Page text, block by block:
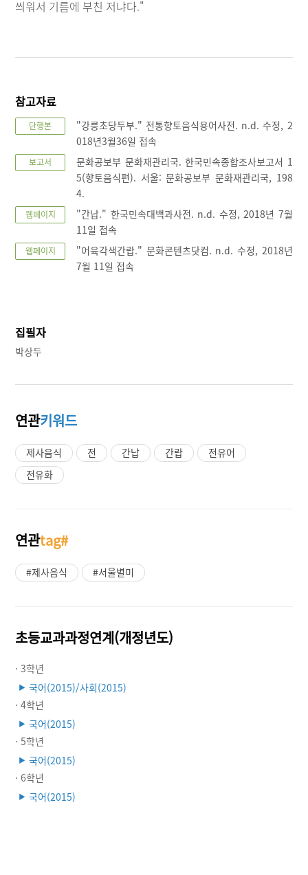
씌워서 기름에 부친 저냐다."
참고자료
단행본
"강릉초당두부." 전통향토음식용어사전. n.d. 수정, 2
018년3월36일 접속
보고서
문화공보부 문화재관리국. 한국민속종합조사보고서 1
5(향토음식편). 서울: 문화공보부 문화재관리국, 198
4.
웹페이지
"간납." 한국민속대백과사전. n.d. 수정, 2018년 7월
11일 접속
웹페이지
"어육각색간랍." 문화콘텐츠닷컴. n.d. 수정, 2018년
7월 11일 접속
집필자
박상두
연관키워드
제사음식 전 간납 간랍
전유어
전유화
연관tag#
#제사음식 #서울별미
초등교과과정연계(개정년도)
· 3학년
▶ 국어(2015)/사회(2015)
· 4학년
▶ 국어(2015)
· 5학년
▶ 국어(2015)
· 6학년
▶ 국어(2015)